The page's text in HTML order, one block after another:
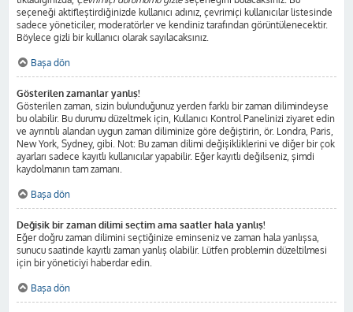
seçeneği aktifleştirdiğinizde kullanıcı adınız, çevrimiçi kullanıcılar listesinde
sadece yöneticiler, moderatörler ve kendiniz tarafından görüntülenecektir.
Böylece gizli bir kullanıcı olarak sayılacaksınız.
Başa dön
Gösterilen zamanlar yanlış!
Gösterilen zaman, sizin bulunduğunuz yerden farklı bir zaman dilimindeyse
bu olabilir. Bu durumu düzeltmek için, Kullanıcı Kontrol Panelinizi ziyaret edin
ve ayrıntılı alandan uygun zaman diliminize göre değiştirin, ör. Londra, Paris,
New York, Sydney, gibi. Not: Bu zaman dilimi değişikliklerini ve diğer bir çok
ayarları sadece kayıtlı kullanıcılar yapabilir. Eğer kayıtlı değilseniz, şimdi
kaydolmanın tam zamanı.
Başa dön
Değişik bir zaman dilimi seçtim ama saatler hala yanlış!
Eğer doğru zaman dilimini seçtiğinize eminseniz ve zaman hala yanlışsa,
sunucu saatinde kayıtlı zaman yanlış olabilir. Lütfen problemin düzeltilmesi
için bir yöneticiyi haberdar edin.
Başa dön